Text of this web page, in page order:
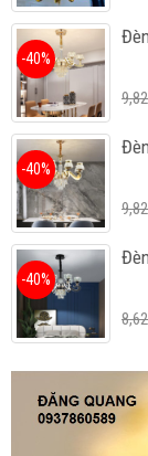
-40%
-40%
-40%